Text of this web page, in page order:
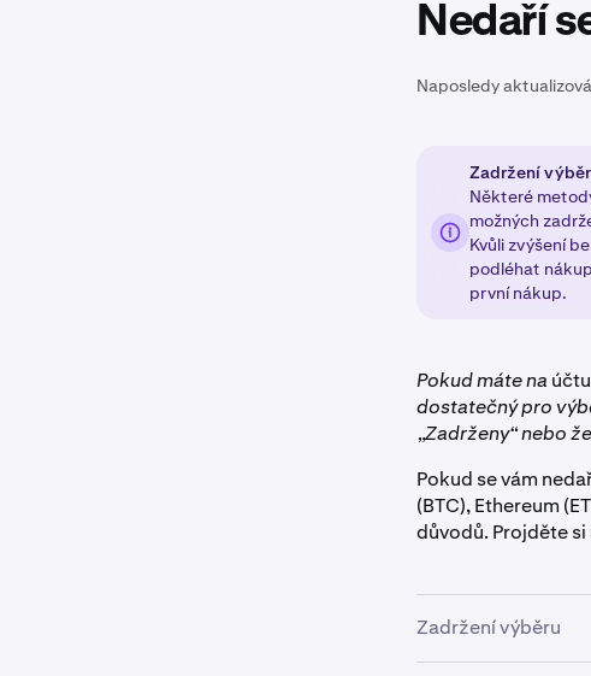
Nedaří
Naposledy
Zadržení
Některé
možných
Kvůli zvýšení
podléhat
první nákup.
Pokud máte na účtu
dostatečný pro
„Zadrženy“ nebo
Pokud se vám
(BTC), Ethereum
důvodů. Projděte
Zadržení výběru